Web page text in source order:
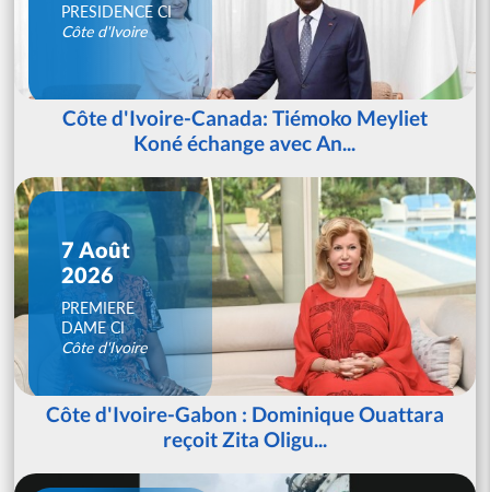
PRESIDENCE CI
Côte d'Ivoire
Côte d'Ivoire-Canada: Tiémoko Meyliet
Koné échange avec An...
7 Août
2026
PREMIERE
DAME CI
Côte d'Ivoire
Côte d'Ivoire-Gabon : Dominique Ouattara
reçoit Zita Oligu...